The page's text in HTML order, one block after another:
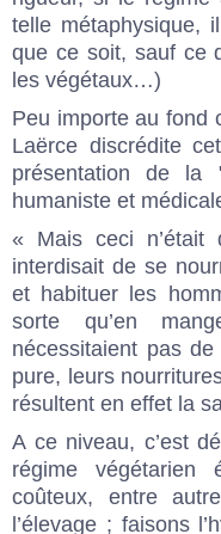
telle métaphysique,
que ce soit, sauf ce
les végétaux…)
Peu importe au fond
Laërce discrédite
présentation de la
humaniste et
« Mais ceci
interdisait de se
et habituer les
sorte qu’en
nécessitaient pas
pure, leurs
résultent en effet la
A ce niveau, c’est
régime végétarien
coûteux, entre
l’élevage ; faisons